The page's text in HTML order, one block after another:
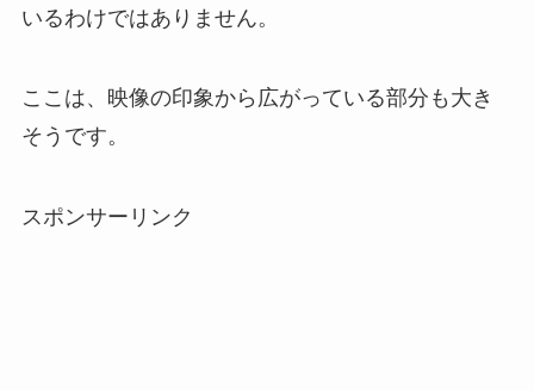
いるわけではありません。
ここは、映像の印象から広がっている部分も大き
そうです。
スポンサーリンク